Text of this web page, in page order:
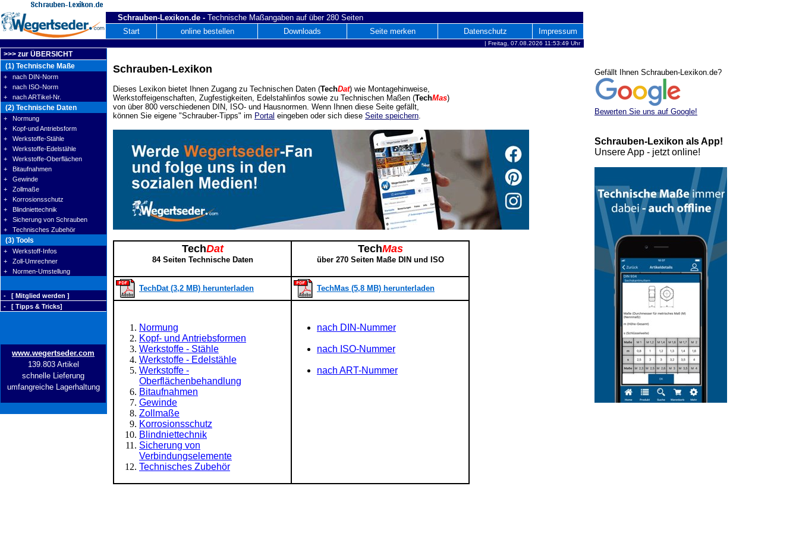
Schrauben-Lexikon.de - Technische Maßangaben auf über 280 Seiten
Start
online bestellen Downloads Seite merken Datenschutz Impressum
| Freitag, 07.08.2026 11:53:49 Uhr
>>> zur ÜBERSICHT
(1) Technische Maße
+ nach DIN-Norm
+ nach ISO-Norm
+ nach ARTikel-Nr.
(2) Technische Daten
+ Normung
+ Kopf-und Antriebsform
+ Werkstoffe-Stähle
+ Werkstoffe-Edelstähle
+ Werkstoffe-Oberflächen
+ Bitaufnahmen
+ Gewinde
+ Zollmaße
+ Korrosionsschutz
+ Blindniettechnik
+ Sicherung von Schrauben
+ Technisches Zubehör
(3) Tools
+ Werkstoff-Infos
+ Zoll-Umrechner
+ Normen-Umstellung
- [ Mitglied werden ]
- [ Tipps & Tricks]
www.wegertseder.com
139.803 Artikel
schnelle Lieferung
umfangreiche Lagerhaltung
Schrauben-Lexikon
Dieses Lexikon bietet Ihnen Zugang zu Technischen Daten (TechDat) wie Montagehinweise,
Werkstoffeigenschaften, Zugfestigkeiten, Edelstahlinfos sowie zu Technischen Maßen (TechMas)
von über 800 verschiedenen DIN, ISO- und Hausnormen. Wenn Ihnen diese Seite gefällt,
können Sie eigene "Schrauber-Tipps" im Portal eingeben oder sich diese Seite speichern.
TechDat
84 Seiten Technische Daten
TechMas
über 270 Seiten Maße DIN und ISO
TechDat (3,2 MB) herunterladen TechMas (5,8 MB) herunterladen
Normung
Kopf- und Antriebsformen
Werkstoffe - Stähle
Werkstoffe - Edelstähle
Werkstoffe -
Oberflächenbehandlung
Bitaufnahmen
Gewinde
Zollmaße
Korrosionsschutz
Blindniettechnik
Sicherung von
Verbindungselemente
Technisches Zubehör
nach DIN-Nummer
nach ISO-Nummer
nach ART-Nummer
Gefällt Ihnen Schrauben-Lexikon.de?
Bewerten Sie uns auf Google!
Schrauben-Lexikon als App!
Unsere App - jetzt online!